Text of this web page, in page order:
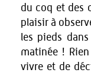
du coq et des
plaisir à
les pieds
matinée !
vivre et de